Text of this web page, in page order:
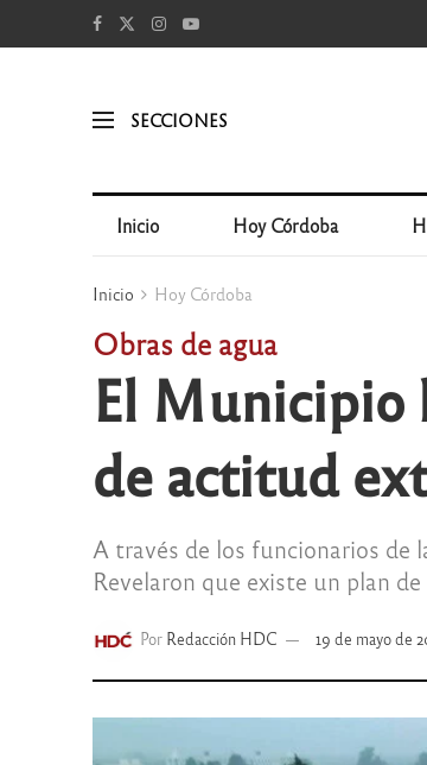
SECCIONES
Inicio Hoy Córdoba
Inicio Hoy Córdoba
Obras de agua
El Municipio
de actitud
A través de los funcionarios de
Revelaron que existe un plan
Por Redacción HDC 19 de mayo de